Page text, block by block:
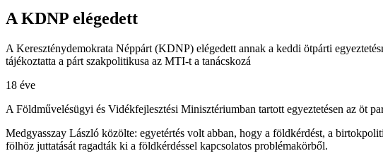
A KDNP elégedett
A Kereszténydemokrata Néppárt (KDNP) elégedett annak a keddi ötpárti
tájékoztatta a párt szakpolitikusa az MTI-t a tanácskozá
18 éve
A Földművelésügyi és Vidékfejlesztési Minisztériumban tartott egyeztetésen az öt
Medgyasszay László közölte: egyetértés volt abban, hogy a földkérdést, a
fölhöz juttatását ragadták ki a földkérdéssel kapcsolatos problémakörből.